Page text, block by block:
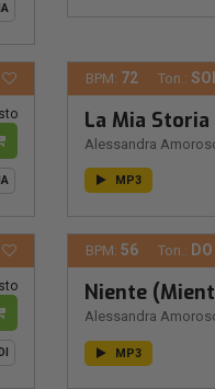
BPM: 72 Ton.:
La Mia Storia
Alessandra
MP3
BPM: 56 Ton.: DO
Niente
Alessandra
MP3